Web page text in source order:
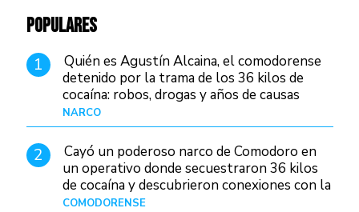
POPULARES
1
Quién es Agustín Alcaina, el comodorense
detenido por la trama de los 36 kilos de
cocaína: robos, drogas y años de causas
judiciales
NARCO
2
Cayó un poderoso narco de Comodoro en
un operativo donde secuestraron 36 kilos
de cocaína y descubrieron conexiones con la
Patagonia
COMODORENSE